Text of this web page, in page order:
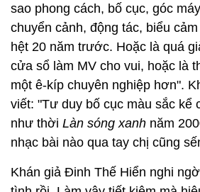
sao phong cách, bố cục, góc
chuyển cảnh, động tác, biểu
hệt 20 năm trước. Hoặc là quá
cửa sổ làm MV cho vui, hoặc là
một ê-kíp chuyên nghiệp hơn".
viết: "Tư duy bố cục màu sắc kể
như thời Làn sóng xanh năm
nhạc bài nào qua tay chị cũng
Khán giả Đinh Thế Hiển nghi